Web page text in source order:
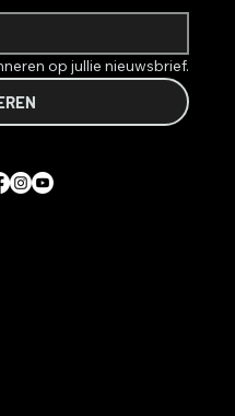
op jullie nieuwsbrief.